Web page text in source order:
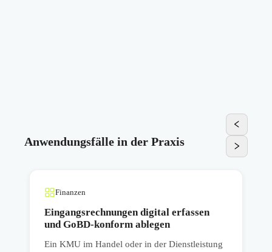
Anwendungsfälle in der Praxis
Finanzen
Eingangsrechnungen digital erfassen
und GoBD-konform ablegen
Ein KMU im Handel oder in der Dienstleistung